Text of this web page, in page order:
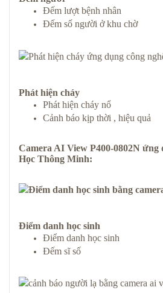
Đếm lượt bệnh nhân
Đếm số người ở khu chờ
Phát hiện cháy
Phát hiện cháy nổ
Cảnh báo kịp thời , hiệu quả
Camera AI View P400-0802N ứng
Học Thông Minh:
Điểm danh học sinh
Điểm danh học sinh
Đếm sĩ số